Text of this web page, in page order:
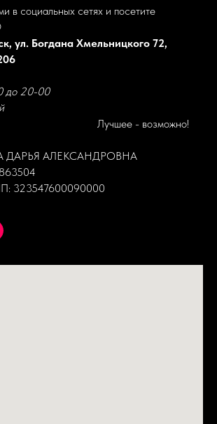
в социальных сетях и посетите
ул. Богдана Хмельницкого 72,
до 20-00
Лучшее - возможно!
ДАРЬЯ АЛЕКСАНДРОВНА
323547600090000